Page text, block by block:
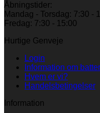
Åbningstider:
Mandag - Torsdag: 7:30 -
Fredag: 7:30 - 15:00
Hurtige Genveje
Login
Information om
Hvem er vi?
Handelsbetingelser
Information